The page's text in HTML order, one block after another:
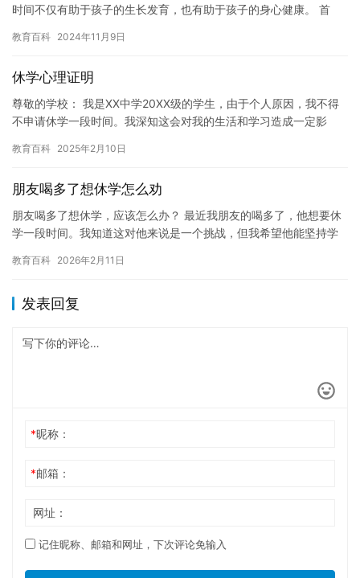
时间不仅有助于孩子的生长发育，也有助于孩子的身心健康。 首
随着年…
教育百科 2024年11月9日
休学心理证明
尊敬的学校： 我是XX中学20XX级的学生，由于个人原因，我不得
不申请休学一段时间。我深知这会对我的生活和学习造成一定影
…
教育百科 2025年2月10日
朋友喝多了想休学怎么劝
朋友喝多了想休学，应该怎么办？ 最近我朋友的喝多了，他想要休
学一段时间。我知道这对他来说是一个挑战，但我希望他能坚持学
于…
教育百科 2026年2月11日
发表回复
*昵称：
*邮箱：
网址：
记住昵称、邮箱和网址，下次评论免输入